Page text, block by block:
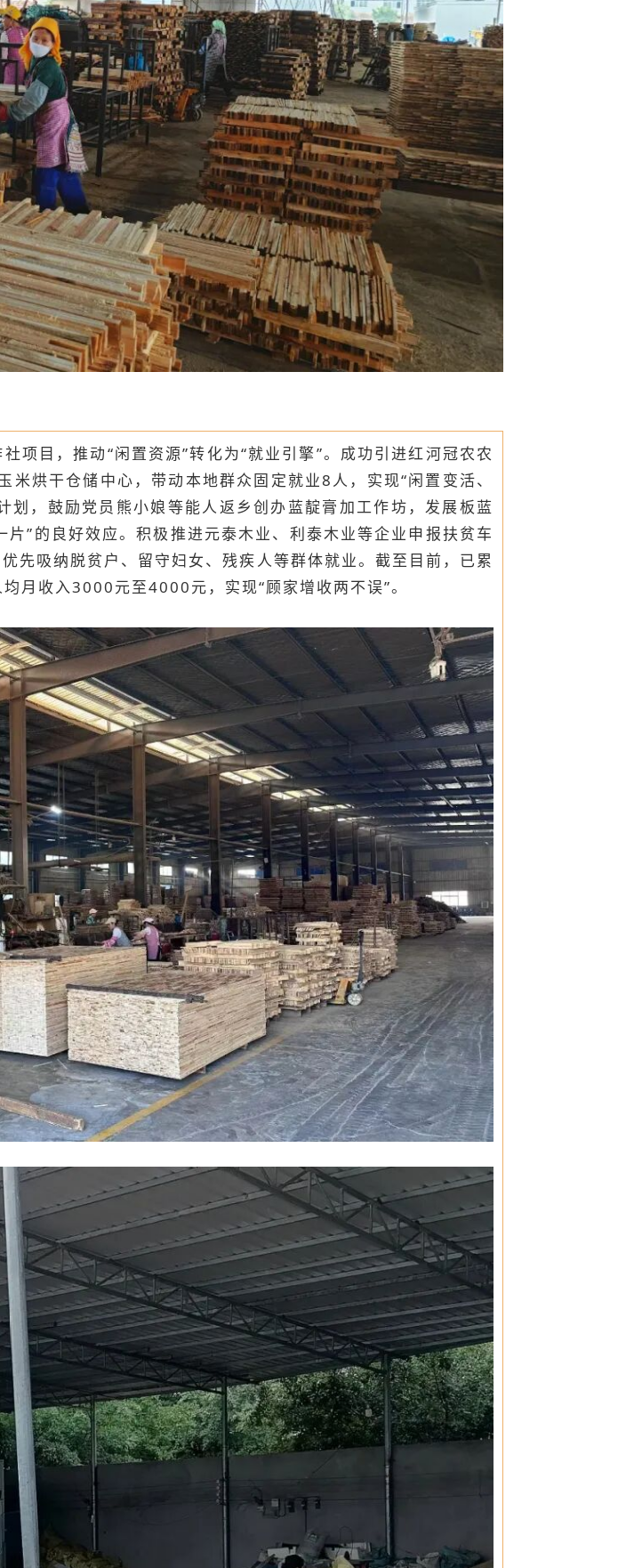
项目，推动“闲置资源”转化为“就业引擎”。成功引进红河冠农农
烘干仓储中心，带动本地群众固定就业8人，实现“闲置变活、
划，鼓励党员熊小娘等能人返乡创办蓝靛膏加工作坊，发展板蓝
”的良好效应。积极推进元泰木业、利泰木业等企业申报扶贫车
先吸纳脱贫户、留守妇女、残疾人等群体就业。截至目前，已累
月收入3000元至4000元，实现“顾家增收两不误”。